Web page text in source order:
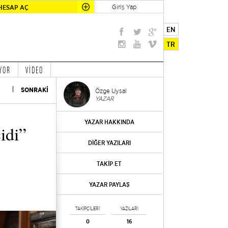
AÇ Giriş Yap
EN
TR
VİDEO
SONRAKİ Özge Uysal
YAZAR
YAZAR HAKKINDA
DİĞER YAZILARI
TAKİP ET
YAZAR PAYLAŞ
TAKİPÇİLERİ
0
YAZILARI
16